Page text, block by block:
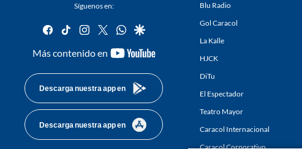
Síguenos en:
facebook
tiktok instagram
twitterwhatsapp
google
Más contenido en
youtube-
Descarga nuestra app en
Descarga nuestra app en
Blu Radio
Gol Caracol
La Kalle
HJCK
DiTu
El Espectador
Teatro Mayor
Caracol Internacional
Caracol Corporativo